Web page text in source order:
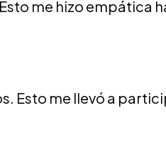
me hizo empática
Esto me llevó a